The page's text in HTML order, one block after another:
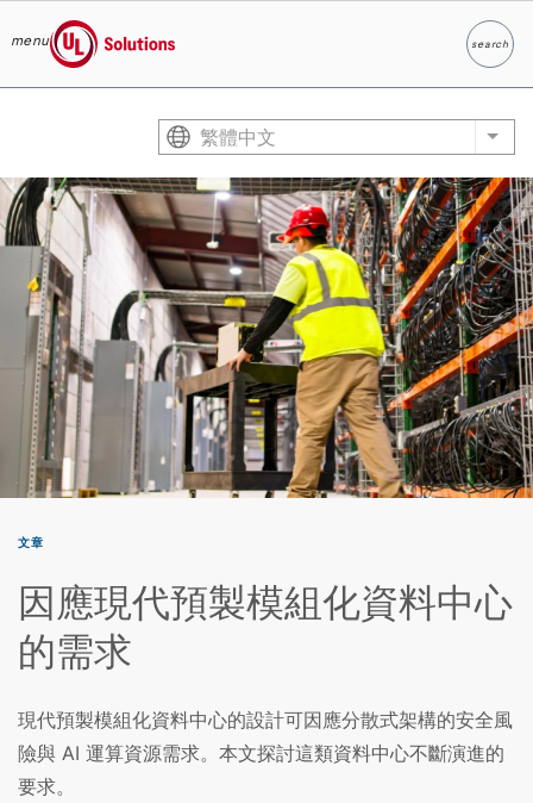
menu
UL Solutions
searchSearch
繁體中文 List
文章
因應現代預製模組化資料中心
的需求
現代預製模組化資料中心的設計可因應分散式架構的安全風
險與 AI 運算資源需求。本文探討這類資料中心不斷演進的
要求。